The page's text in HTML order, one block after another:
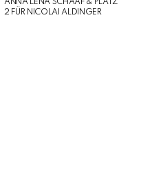
ANNA LENA SCHAAF & PLATZ
2 FÜR NICOLAI ALDINGER